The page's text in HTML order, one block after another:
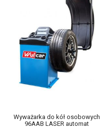
Wyważarka do kół osobowych
96AAB LASER automat